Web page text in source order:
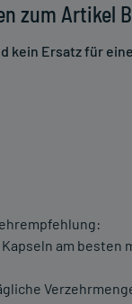
zum Artikel
kein Ersatz für
am